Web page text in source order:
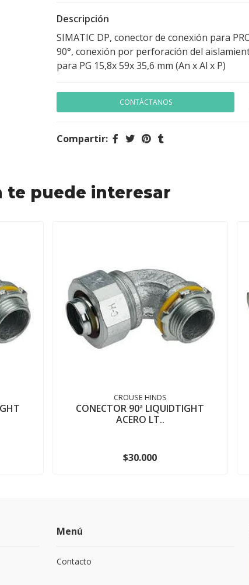
Descripción
SIMATIC DP, conector de conexión para
90°, conexión por perforación del
para PG 15,8x 59x 35,6 mm (An x Al x P)
CONTÁCTANOS
Compartir:
te puede interesar
CROUSE HINDS
CONECTOR 90ª LIQUIDTIGHT
ACERO LT..
$30.000
Menú
Contacto